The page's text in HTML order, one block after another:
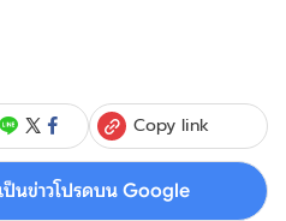
Copy link
ป็นข่าวโปรดบน Google